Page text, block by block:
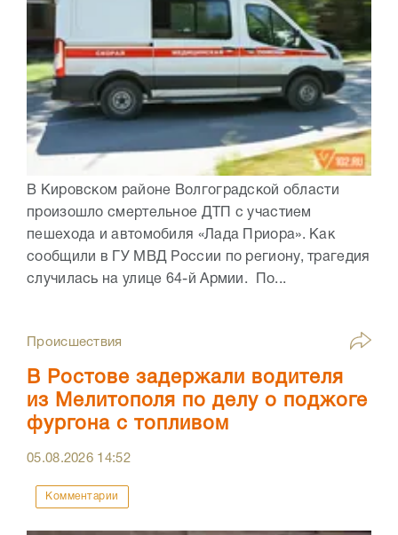
В Кировском районе Волгоградской области
произошло смертельное ДТП с участием
пешехода и автомобиля «Лада Приора». Как
сообщили в ГУ МВД России по региону, трагедия
случилась на улице 64-й Армии. По...
Происшествия
В Ростове задержали водителя
из Мелитополя по делу о поджоге
фургона с топливом
05.08.2026 14:52
Комментарии